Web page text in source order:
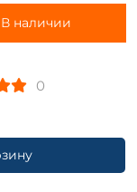
В наличии
0